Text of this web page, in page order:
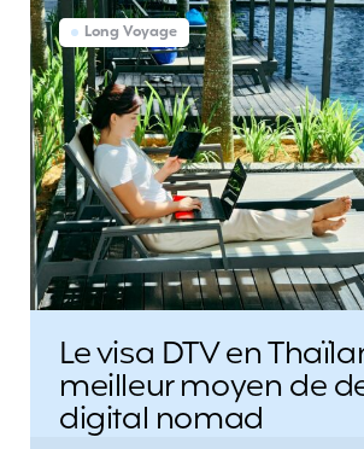
Long Voyage
Le visa DTV en
meilleur moyen de
digital nomad